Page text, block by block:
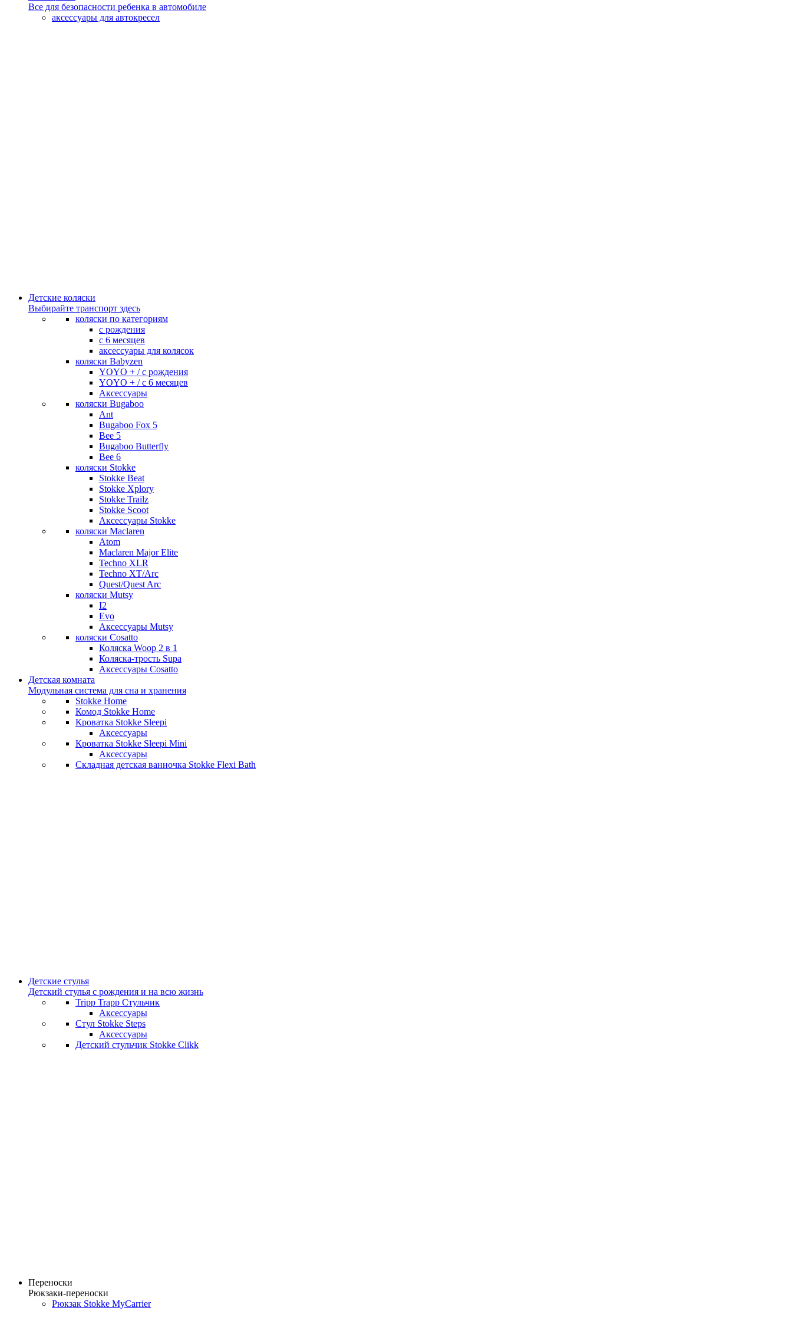
Все для безопасности ребенка в автомобиле
аксессуары для автокресел
Детские коляски
Выбирайте транспорт здесь
коляски по категориям
c рождения
c 6 месяцев
аксессуары для колясок
коляски Babyzen
YOYO + / с рождения
YOYO + / с 6 месяцев
Аксессуары
коляски Bugaboo
Ant
Bugaboo Fox 5
Bee 5
Bugaboo Butterfly
Bee 6
коляски Stokke
Stokke Beat
Stokke Xplory
Stokke Trailz
Stokke Scoot
Аксессуары Stokke
коляски Maclaren
Atom
Maclaren Major Elite
Techno XLR
Techno XT/Arc
Quest/Quest Arc
коляски Mutsy
I2
Evo
Аксессуары Mutsy
коляски Cosatto
Коляска Woop 2 в 1
Коляска-трость Supa
Аксессуары Cosatto
Детская комната
Модульная система для сна и хранения
Stokke Home
Комод Stokke Home
Кроватка Stokke Sleepi
Аксессуары
Кроватка Stokke Sleepi Mini
Аксессуары
Складная детская ванночка Stokke Flexi Bath
Детские стулья
Детский стулья с рождения и на всю жизнь
Tripp Trapp Стульчик
Аксессуары
Стул Stokke Steps
Аксессуары
Детский стульчик Stokke Clikk
Переноски
Рюкзаки-переноски
Рюкзак Stokke MyCarrier